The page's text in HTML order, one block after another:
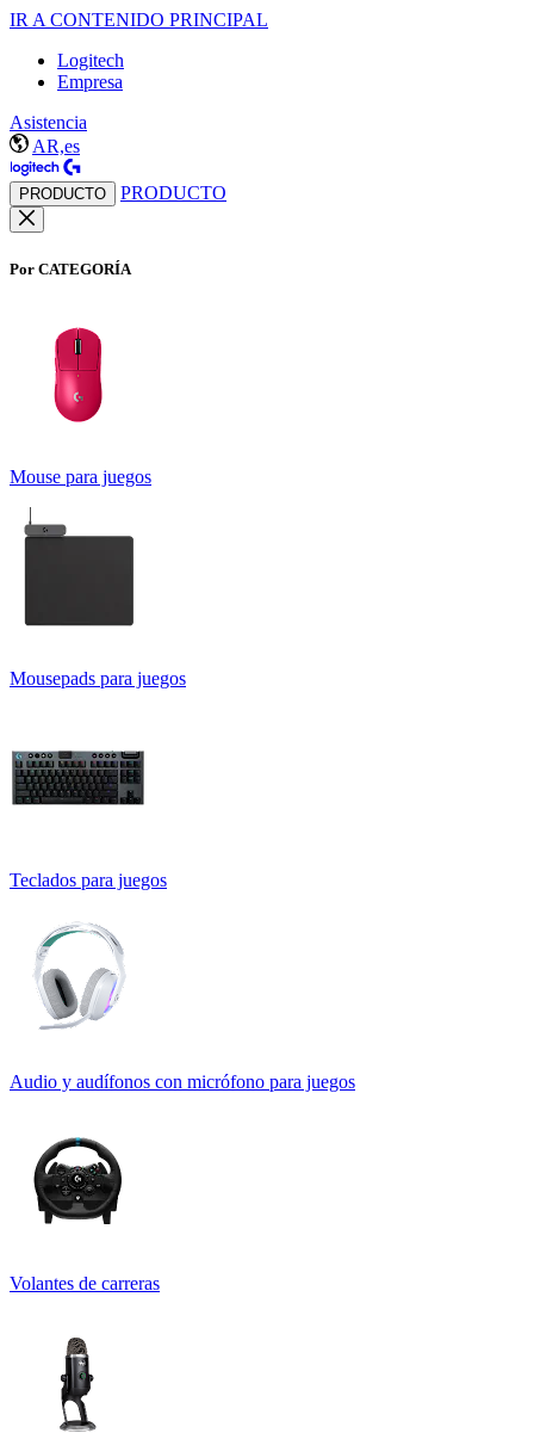
IR A CONTENIDO PRINCIPAL
Logitech
Empresa
Asistencia
AR,es
PRODUCTO PRODUCTO
Por CATEGORÍA
Mouse para juegos
Mousepads para juegos
Teclados para juegos
Audio y audífonos con micrófono para juegos
Volantes de carreras